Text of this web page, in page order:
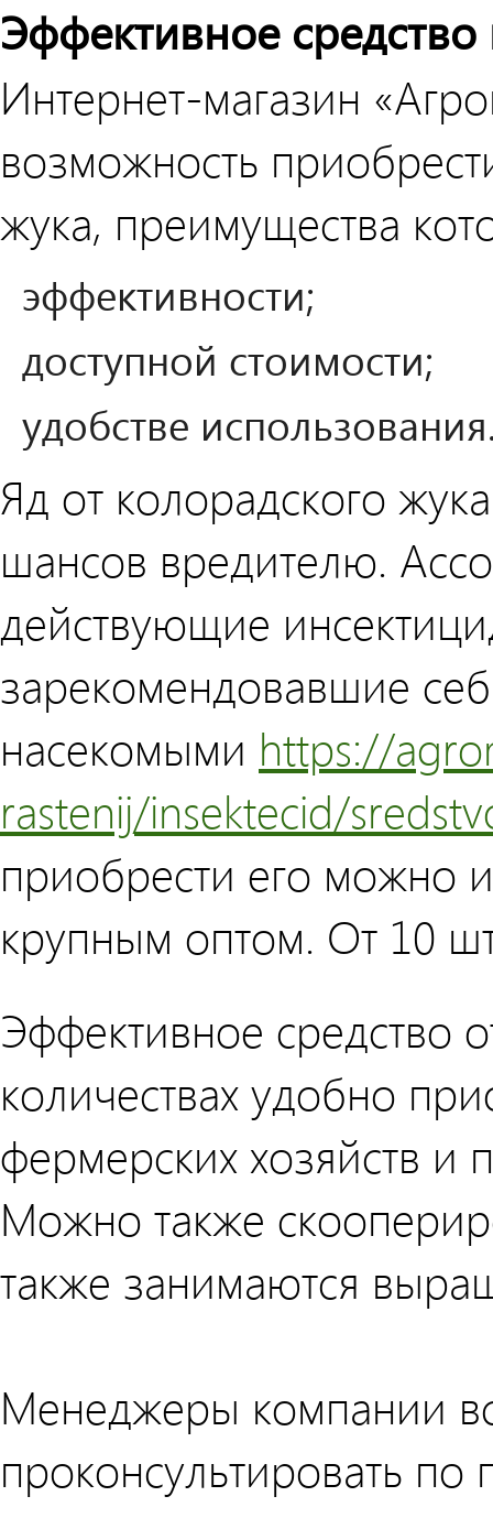
Эффективное
Интернет-магазин
возможность
жука, преимущества
эффективности;
доступной стоимости;
удобстве
Яд от колорадского
шансов вредителю.
действующие
зарекомендовавшие
насекомыми https://
rastenij/insektecid/
приобрести его можно
крупным оптом. От 10
Эффективное средство
количествах удобно
фермерских хозяйств и
Можно также
также занимаются
Менеджеры компании
проконсультировать